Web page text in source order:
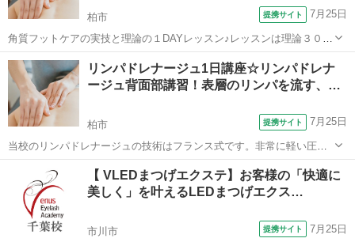
柏市 提携サイト 7月25日
角質フットケアの実技と理論の１DAYレッスン♪レッスンは理論３０
分・実技２時間。すぐに活かせる技術を学べます！ 角質フットケア講
習では、ブラシによる角質除去法の実技をメインに、フットケアをす
るにあたり最低限の足の基礎知識と...
千葉 柏市 リフレクソロジー
リンパドレナージュ1日講座☆リンパドレナ
ージュ背面部講習！表層のリンパを流す、…
柏市 提携サイト 7月25日
当校のリンパドレナージュの技術はフランス式です。非常に軽い圧
で、表層のリンパ管へダイレクトにアプローチし、リンパ液の流れを
活性化しリンパ液を排出します。オイルやクリームなどを使わず、手
技のみで、からだの内側を健やかに美しくす...
【 VLEDまつげエクステ】お客様の「快適に
美しく」を叶えるLEDまつげエクス…
市川市 提携サイト 7月25日